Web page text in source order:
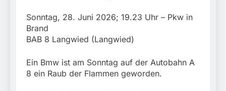
Sonntag, 28. Juni 2026; 19.23 Uhr – Pkw in
Brand
BAB 8 Langwied (Langwied)
Ein Bmw ist am Sonntag auf der Autobahn A
8 ein Raub der Flammen geworden.